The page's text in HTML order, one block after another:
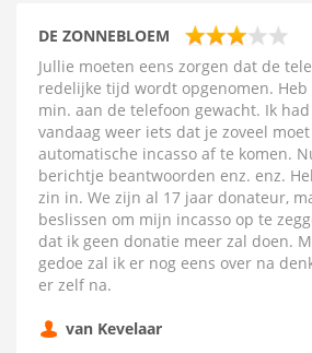
DE ZONNEBLOEM
Jullie moeten eens zorgen dat de
redelijke tijd wordt opgenomen. Heb
min. aan de telefoon gewacht. Ik
vandaag weer iets dat je zoveel
automatische incasso af te komen.
berichtje beantwoorden enz. enz.
zin in. We zijn al 17 jaar donateur,
beslissen om mijn incasso op te
dat ik geen donatie meer zal doen.
gedoe zal ik er nog eens over na
er zelf na.
van Kevelaar